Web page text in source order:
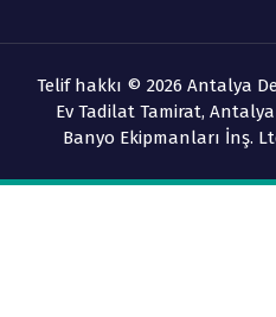
Telif hakkı © 2026 Antalya
Ev Tadilat Tamirat,
Banyo Ekipmanları İnş.